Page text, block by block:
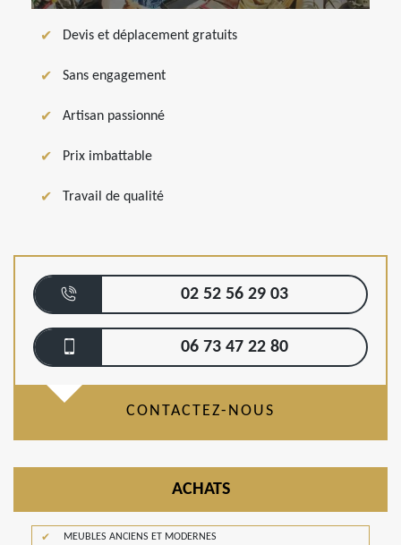
Devis et déplacement gratuits
Sans engagement
Artisan passionné
Prix imbattable
Travail de qualité
02 52 56 29 03
06 73 47 22 80
CONTACTEZ-NOUS
ACHATS
MEUBLES ANCIENS ET MODERNES